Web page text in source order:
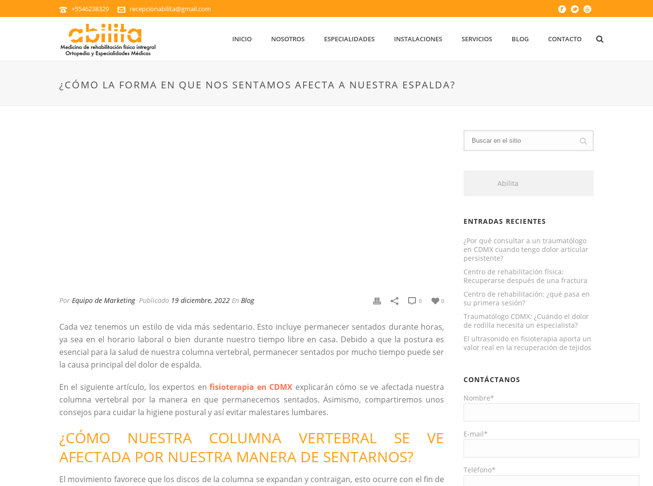
+5546238329 recepcionabilita@gmail.com
INICIO NOSOTROS ESPECIALIDADES INSTALACIONES SERVICIOS BLOG CONTACTO
¿CÓMO LA FORMA EN QUE NOS SENTAMOS AFECTA A NUESTRA ESPALDA?
Por Equipo de Marketing Publicado 19 diciembre, 2022 En Blog 0
0
Cada vez tenemos un estilo de vida más sedentario. Esto incluye permanecer sentados durante horas,
ya sea en el horario laboral o bien durante nuestro tiempo libre en casa. Debido a que la postura es
esencial para la salud de nuestra columna vertebral, permanecer sentados por mucho tiempo puede ser
la causa principal del dolor de espalda.
En el siguiente artículo, los expertos enfisioterapia en CDMX explicarán cómo se ve afectada nuestra
columna vertebral por la manera en que permanecemos sentados. Asimismo, compartiremos unos
consejos para cuidar la higiene postural y así evitar malestares lumbares.
¿CÓMO NUESTRA COLUMNA VERTEBRAL SE VE
AFECTADA POR NUESTRA MANERA DE SENTARNOS?
El movimiento favorece que los discos de la columna se expandan y contraigan, esto ocurre con el fin de
Abilita
ENTRADAS RECIENTES
¿Por qué consultar a un traumatólogo
en CDMX cuando tengo dolor articular
persistente?
Centro de rehabilitación física:
Recuperarse después de una fractura
Centro de rehabilitación: ¿qué pasa en
su primera sesión?
Traumatólogo CDMX: ¿Cuándo el dolor
de rodilla necesita un especialista?
El ultrasonido en fisioterapia aporta un
valor real en la recuperación de tejidos
CONTÁCTANOS
Nombre*
E-mail*
Teléfono*